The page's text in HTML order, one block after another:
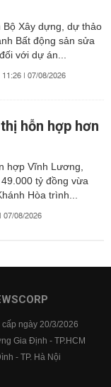
Bộ Xây dựng, dự thảo
Bất động sản sửa
với dự án...
11:26 | 07/08/2026
hỗn hợp hơn
hợp Vĩnh Lương,
tỷ đồng vừa
Hòa trình...
07/08/2026
ngày 20/3/2026
Gia Định - TP.HCM
- TP. Hà Nội